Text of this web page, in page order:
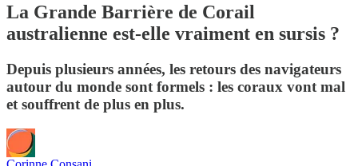
La Grande Barrière de Corail
australienne est-elle vraiment en sursis ?
Depuis plusieurs années, les retours des navigateurs
autour du monde sont formels : les coraux vont mal
et souffrent de plus en plus.